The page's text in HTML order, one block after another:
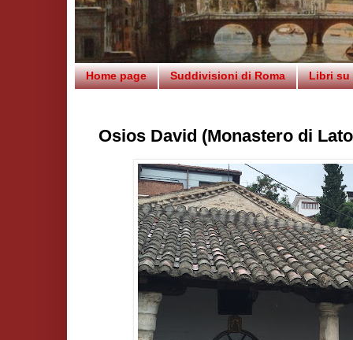
Home page Suddivisioni di Roma Libri su
Osios David (Monastero di